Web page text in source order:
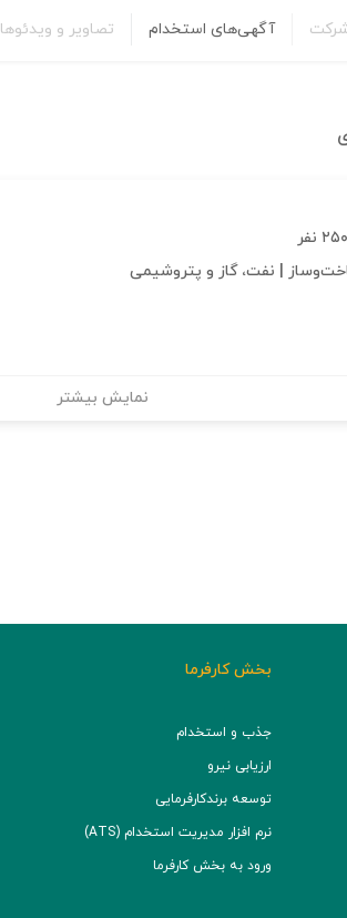
شرکت آگهی‌های استخدام تصاویر و ویدئوها
| نفت، گاز و پتروشیمی
نمایش بیشتر
بخش کارفرما
جذب و استخدام
ارزیابی نیرو
توسعه برند‌کارفرمایی
نرم افزار مدیریت استخدام (ATS)
ورود به بخش کارفرما